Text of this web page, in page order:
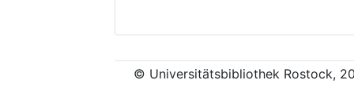
© Universitätsbibliothek Rostock,